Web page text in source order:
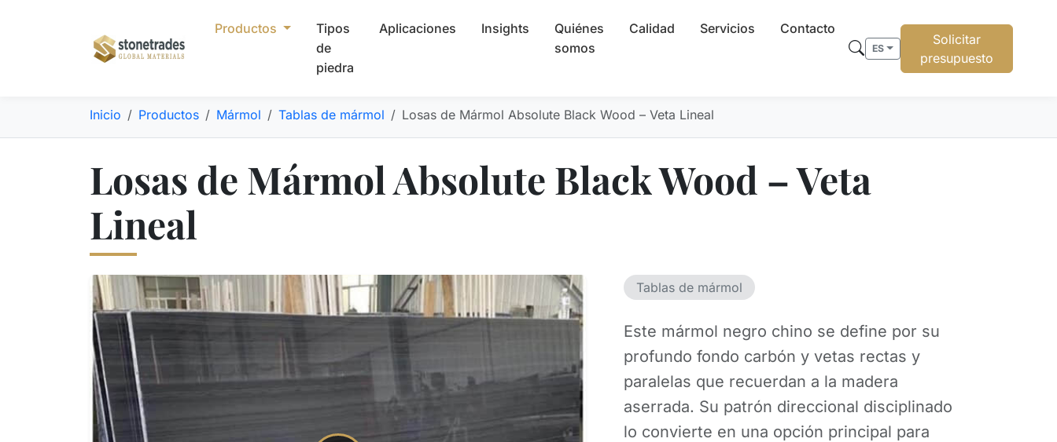
Productos
Tipos
de
piedra
Aplicaciones Insights
Quiénes
somos
Calidad Servicios Contacto
ES
Solicitar
presupuesto
Inicio Productos Mármol Tablas de mármol Losas de Mármol Absolute Black Wood – Veta Lineal
Losas de Mármol Absolute Black Wood – Veta
Lineal
Tablas de mármol
Este mármol negro chino se define por su
profundo fondo carbón y vetas rectas y
paralelas que recuerdan a la madera
aserrada. Su patrón direccional disciplinado
lo convierte en una opción principal para